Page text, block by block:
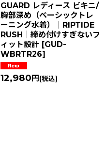
GUARD レディース ビキニ/
胸部深め（ベーシックトレ
ーニング水着）｜RIPTIDE
RUSH｜締め付けすぎないフ
ィット設計 [GUD-
WBRTR26]
12,980 円 (税込)